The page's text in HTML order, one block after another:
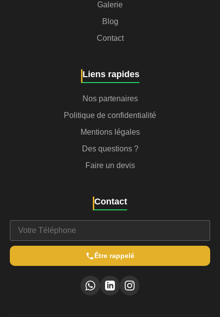
Galerie
Blog
Contact
Liens rapides
Nos partenaires
Politique de confidentialité
Mentions légales
Des questions ?
Faire un devis
Contact
Être rappelé